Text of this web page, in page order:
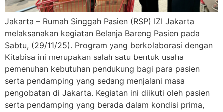
Jakarta – Rumah Singgah Pasien (RSP) IZI Jakarta
melaksanakan kegiatan Belanja Bareng Pasien pada
Sabtu, (29/11/25). Program yang berkolaborasi dengan
Kitabisa ini merupakan salah satu bentuk usaha
pemenuhan kebutuhan pendukung bagi para pasien
serta pendamping yang sedang menjalani masa
pengobatan di Jakarta. Kegiatan ini diikuti oleh pasien
serta pendamping yang berada dalam kondisi prima,